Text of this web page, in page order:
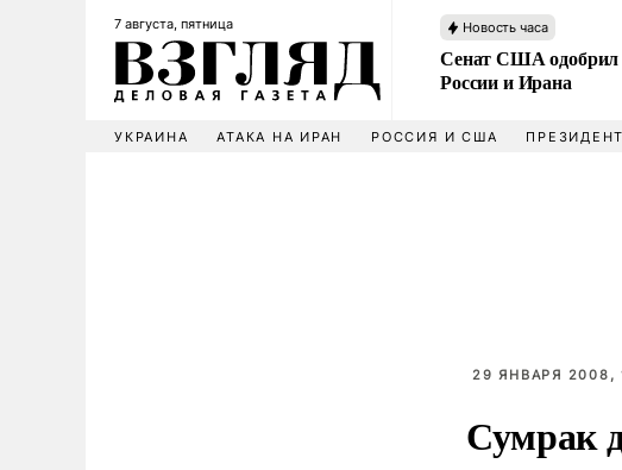
7 августа, пятница Новость часа
Сенат США одобрил
России и Ирана
УКРАИНА АТАКА НА ИРАН РОССИЯ И США
29 ЯНВАРЯ 2008,
Сумрак